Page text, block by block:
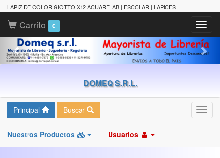
LAPIZ DE COLOR GIOTTO X12 ACUARELAB | ESCOLAR | LAPICES
Carrito 0
DOMEQ S.R.L.
Principal Buscar
Nuestros Productos Usuarios